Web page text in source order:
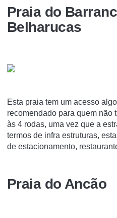
Praia do
Belharucas
Esta praia tem um acesso
recomendado para quem não
às 4 rodas, uma vez que a
termos de infra estruturas,
de estacionamento,
Praia do Ancão